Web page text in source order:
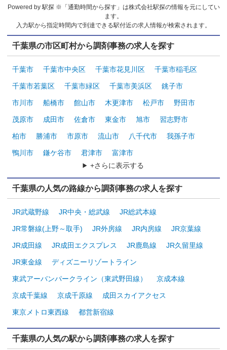
Powered by 駅探 ※「通勤時間から探す」は株式会社駅探の情報を元にしてい
ます。
入力駅から指定時間内で到達できる駅付近の求人情報が検索されます。
千葉県の市区町村から調剤事務の求人を探す
千葉市 千葉市中央区 千葉市花見川区 千葉市稲毛区
千葉市若葉区 千葉市緑区 千葉市美浜区 銚子市
市川市 船橋市 館山市 木更津市 松戸市 野田市
茂原市 成田市 佐倉市 東金市 旭市 習志野市
柏市 勝浦市 市原市 流山市 八千代市 我孫子市
鴨川市 鎌ケ谷市 君津市
富津市
+さらに表示する
千葉県の人気の路線から調剤事務の求人を探す
JR武蔵野線 JR中央・総武線 JR総武本線
JR常磐線(上野～取手) JR外房線 JR内房線 JR京葉線
JR成田線 JR成田エクスプレス JR鹿島線 JR久留里線
JR東金線 ディズニーリゾートライン
東武アーバンパークライン（東武野田線） 京成本線
京成千葉線 京成千原線 成田スカイアクセス
東京メトロ東西線 都営新宿線
千葉県の人気の駅から調剤事務の求人を探す